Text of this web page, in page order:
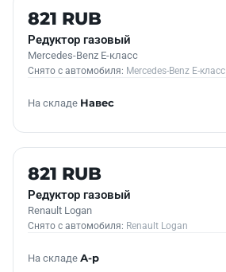
Б/У В НАЛИЧИИ
821 RUB
Редуктор газовый
Mercedes-Benz E-класс
Снято с автомобиля: Mercedes-Benz E-класс
На складе Навес
Б/У В НАЛИЧИИ
821 RUB
Редуктор газовый
Renault Logan
Снято с автомобиля: Renault Logan
На складе А-р